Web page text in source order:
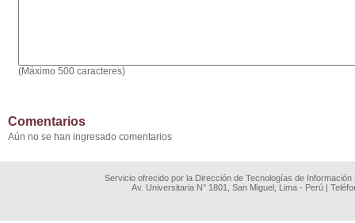
(Máximo 500 caracteres)
Comentarios
Aún no se han ingresado comentarios
Servicio ofrecido por la Dirección de Tecnologías de
Av. Universitaria N° 1801, San Miguel, Lima - Perú |